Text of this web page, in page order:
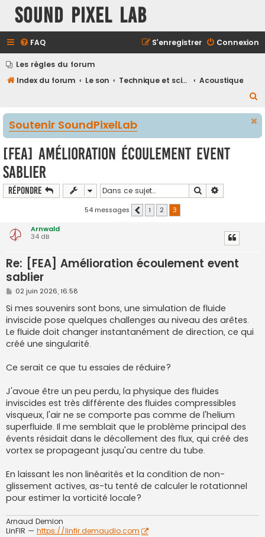
Sound Pixel Lab
FAQ Connexion
S’enregistrer
Les règles du forum
Index du forum
Le son Technique et science de l'acoustique, logiciels et simulation
Acoustique
e
Soutenir SoundPixelLab
[FEA] Amélioration écoulement event
sablier
Répondre Rechercher
54 messages Précédente
1 2
3
Arnwald
34 dB
Re: [FEA] Amélioration écoulement event
sablier
M
s
s
a
g
e
02 juin 2026, 16:58
Si mes souvenirs sont bons, une simulation de fluide
inviscide pose quelques challenges au niveau des arêtes.
Le fluide doit changer instantanément de direction, ce qui
créé une singularité.
Ce serait ce que tu essaies de réduire?
J'avoue être un peu perdu, la physique des fluides
inviscides est très différente des fluides compressibles
visqueux, l'air ne se comporte pas comme de l'helium
superfluide. Il me semblait que le problème principal des
évents résidait dans le décollement des flux, qui créé des
vortex se propageant jusqu'au centre du tube.
En laissant les non linéarités et la condition de non-
glissement actives, as-tu tenté de calculer le rotationnel
pour estimer la vorticité locale?
Arnaud Demion
LinFIR — https://linfir.demaudio.com